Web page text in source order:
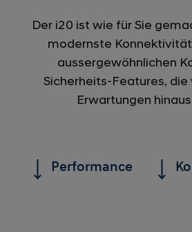
Der i20 ist wie für Sie
modernste
aussergewöhnlichen
Sicherheits-Features,
Erwartungen
Performance